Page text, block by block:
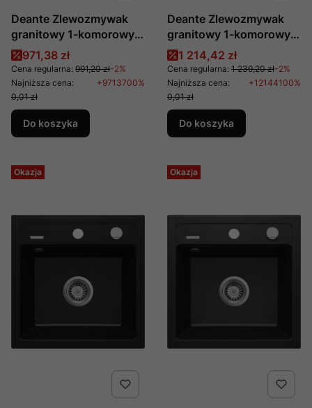
Deante Zlewozmywak
granitowy 1-komorowy
podwieszany i
wpuszczany Corda ZQA
N10C
Cena promocyjna
971,38 zł
Cena regularna: 991,20 zł-2%
Najniższa cena:
0,01 zł
+9713700%
Do koszyka
Deante Zlewozmywak
granitowy 1-komorowy
podwieszany i
wpuszczany Corda ZQA
N10D
Cena promocyjna
1 214,42 zł
Cena regularna: 1 239,20 zł-2%
Najniższa cena:
0,01 zł
+12144100%
Do koszyka
Okazja Okazja